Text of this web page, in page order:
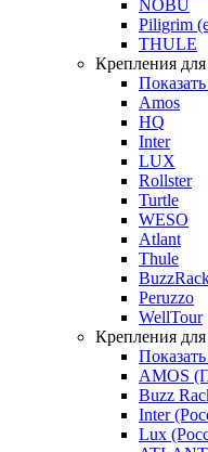
NOBU
Piligrim
THULE
Крепления
Amos
HQ
Inter
LUX
Rollster
Turtle
WESO
Atlant
Thule
Peruzzo
WellTour
Крепления
AMOS
Buzz
Inter
Lux